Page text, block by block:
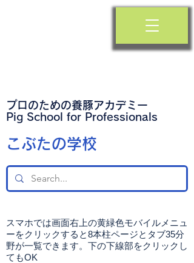
プロのための養豚アカデミー
​Pig School for Professionals
​こぶたの学校
スマホでは画面右上の黄緑色モバイルメニュ
ーをクリックすると8本柱ページとタブ35分
野が一覧できます。下の下線部をクリックし
てもOK